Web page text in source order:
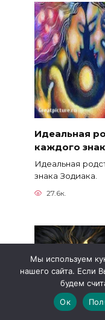
Идеальная
каждого
Идеальная
знака Зодиака.
27.6к.
Мы используем
нашего сайта. Если
будем
Ок